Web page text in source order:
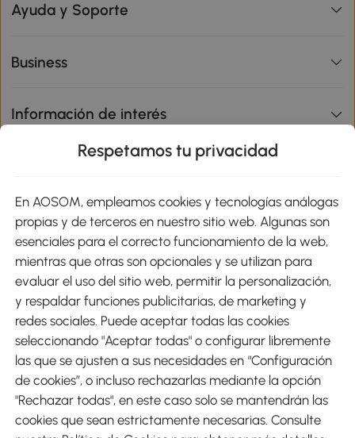
Ayuda y Soporte
Business
Información de interés
Métodos de Pago
Envíos
Descargar Aosom App
Respetamos tu privacidad
En AOSOM, empleamos cookies y tecnologías análogas
propias y de terceros en nuestro sitio web. Algunas son
esenciales para el correcto funcionamiento de la web,
mientras que otras son opcionales y se utilizan para
evaluar el uso del sitio web, permitir la personalización,
y respaldar funciones publicitarias, de marketing y
redes sociales. Puede aceptar todas las cookies
seleccionando "Aceptar todas" o configurar libremente
las que se ajusten a sus necesidades en “Configuración
de cookies”, o incluso rechazarlas mediante la opción
"Rechazar todas", en este caso solo se mantendrán las
cookies que sean estrictamente necesarias. Consulte